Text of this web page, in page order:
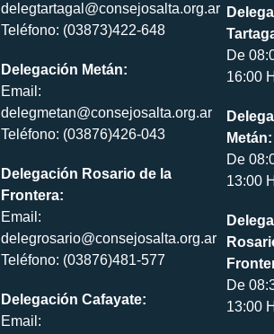
delegtartagal@consejosalta.org.ar
Teléfono: (03873)422-648
Delegación Metán:
Email:
delegmetan@consejosalta.org.ar
Teléfono: (03876)426-043
Delegación Rosario de la
Frontera:
Email:
delegrosario@consejosalta.org.ar
Teléfono: (03876)481-577
Delegación Cafayate:
Email:
De
16:00
Metán:
De
13:00
De
13:00